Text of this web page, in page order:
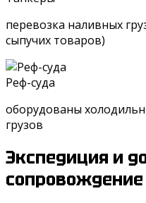
перевозка наливных
сыпучих товаров)
Реф-суда
оборудованы
грузов
Экспедиция и